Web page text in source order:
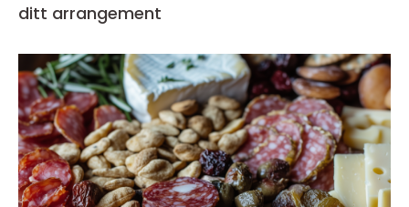
ditt arrangement